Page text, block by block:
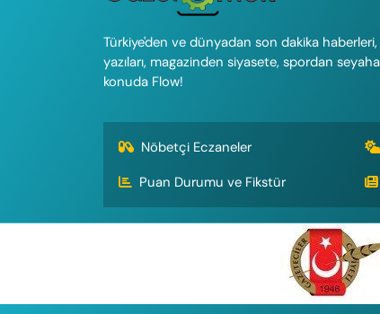
Türkiye'den ve dünyadan son dakika haberleri,
yazıları, magazinden siyasete, spordan
konuda Flow!
Nöbetçi Eczaneler
Puan Durumu ve Fikstür